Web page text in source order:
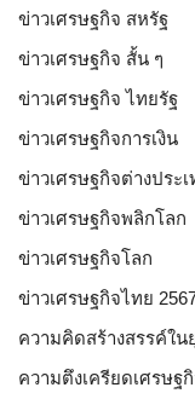
ข่าวเศรษฐกิจ สหรัฐ
ข่าวเศรษฐกิจ สั้น ๆ
ข่าวเศรษฐกิจ ไทยรัฐ
ข่าวเศรษฐกิจการเงิน
ข่าวเศรษฐกิจต่างประ
ข่าวเศรษฐกิจพลิกโลก
ข่าวเศรษฐกิจโลก
ข่าวเศรษฐกิจไทย
ความคิดสร้างสรรค์ใ
ความตึงเครียดเศรษฐ